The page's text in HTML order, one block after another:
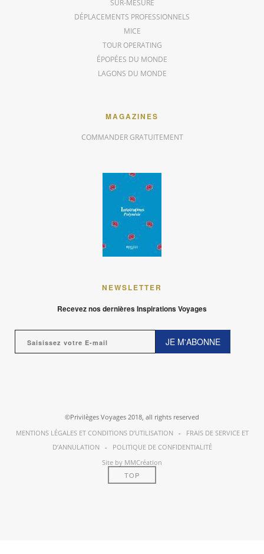
SUR-MESURE
DÉPLACEMENTS PROFESSIONNELS
MICE
TOUR OPERATING
ÉPOPÉES DU MONDE
LAGONS DU MONDE
MAGAZINES
COMMANDER GRATUITEMENT
NEWSLETTER
Recevez nos dernières Inspirations Voyages
JE M'ABONNE
©Privilèges Voyages 2018, all rights reserved
MENTIONS LÉGALES ET CONDITIONS D’UTILISATION - FRAIS DE SERVICE ET
D’ANNULATION - POLITIQUE DE CONFIDENTIALITÉ
Site by MMCréation
TOP